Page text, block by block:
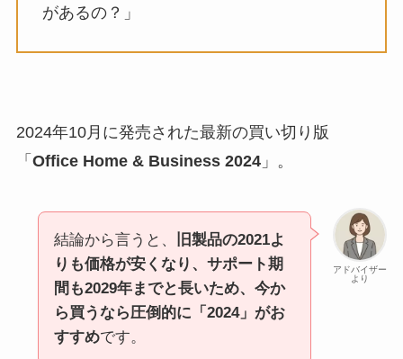
があるの？」
2024年10月に発売された最新の買い切り版
「 Office Home & Business 2024」。
アドバイザー
より
結論から言うと、
旧製品の2021よ
りも価格が安くなり、サポート期
間も2029年までと長いため、今か
ら買うなら圧倒的に「2024」がお
すすめです。